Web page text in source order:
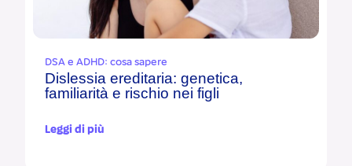
DSA e ADHD: cosa sapere
Dislessia ereditaria: genetica,
familiarità e rischio nei figli
Leggi di più